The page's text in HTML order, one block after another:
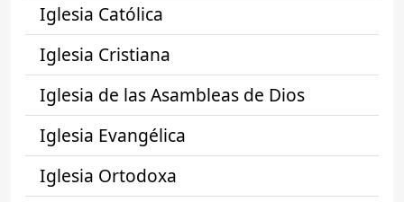
Iglesia Católica
Iglesia Cristiana
Iglesia de las Asambleas de Dios
Iglesia Evangélica
Iglesia Ortodoxa